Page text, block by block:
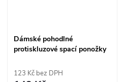
Dámské pohodlné
protiskluzové spací ponožky
123 Kč bez DPH